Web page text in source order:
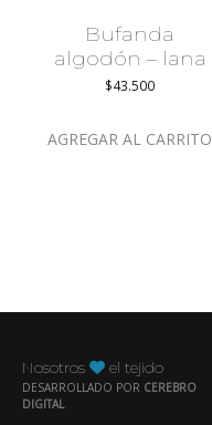
Bufanda
algodón – lana
$43.500
AGREGAR AL CARRITO
Nosotros el tejido
DESARROLLADO POR CEREBRO
DIGITAL